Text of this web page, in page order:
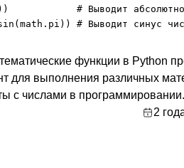
# Выводит абсолютное
# Выводит синус
функции в Python
для выполнения различных
с числами в программировании.
2